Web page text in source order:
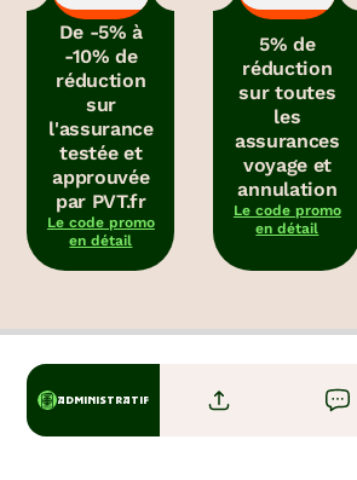
De -5% à
-10% de
réduction
sur
l'assurance
testée et
approuvée
par PVT.fr
Le code promo
en détail
5% de
réduction
sur toutes
les
assurances
voyage et
annulation
Le code promo
en détail
ADMINISTRATIF